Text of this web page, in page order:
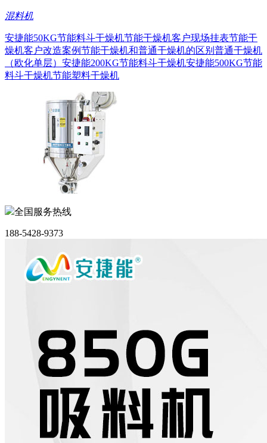
混料机
安捷能50KG节能料斗干燥机节能干燥机客户现场挂表节能干
燥机客户改造案例节能干燥机和普通干燥机的区别 普通干燥机
（欧化单层） 安捷能200KG节能料斗干燥机安捷能500KG节能
料斗干燥机节能塑料干燥机
全国服务热线
188-5428-9373